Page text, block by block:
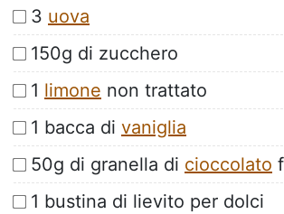
3 uova
150g di zucchero
1 limone non trattato
1 bacca di vaniglia
50g di granella di cioccolato
1 bustina di lievito per dolci